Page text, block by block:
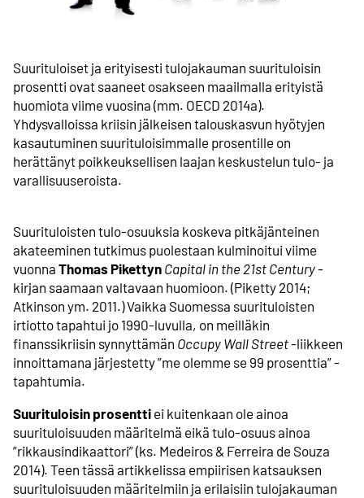
Suurituloiset ja erityisesti tulojakauman suurituloisin
prosentti ovat saaneet osakseen maailmalla erityistä
huomiota viime vuosina (mm. OECD 2014a).
Yhdysvalloissa kriisin jälkeisen talouskasvun hyötyjen
kasautuminen suurituloisimmalle prosentille on
herättänyt poikkeuksellisen laajan keskustelun tulo- ja
varallisuuseroista.
Suurituloisten tulo-osuuksia koskeva pitkäjänteinen
akateeminen tutkimus puolestaan kulminoitui viime
vuonna Thomas Pikettyn Capital in the 21st Century-
kirjan saamaan valtavaan huomioon. (Piketty 2014;
Atkinson ym. 2011.) Vaikka Suomessa suurituloisten
irtiotto tapahtui jo 1990-luvulla, on meilläkin
finanssikriisin synnyttämän Occupy Wall Street-liikkeen
innoittamana järjestetty ”me olemme se 99 prosenttia” -
tapahtumia.
Suurituloisin prosentti ei kuitenkaan ole ainoa
suurituloisuuden määritelmä eikä tulo-osuus ainoa
”rikkausindikaattori” (ks. Medeiros & Ferreira de Souza
2014). Teen tässä artikkelissa empiirisen katsauksen
suurituloisuuden määritelmiin ja erilaisiin tulojakauman